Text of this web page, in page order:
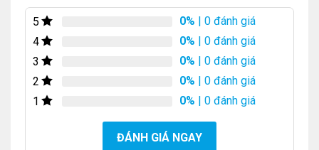
5 0% | 0 đánh giá
4
0% | 0 đánh giá
3
0% | 0 đánh giá
2
0% | 0 đánh giá
1
0% | 0 đánh giá
ĐÁNH GIÁ NGAY